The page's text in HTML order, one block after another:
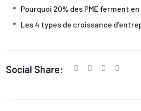
Pourquoi 20% des PME ferment en
Les 4 types de croissance
Social Share: